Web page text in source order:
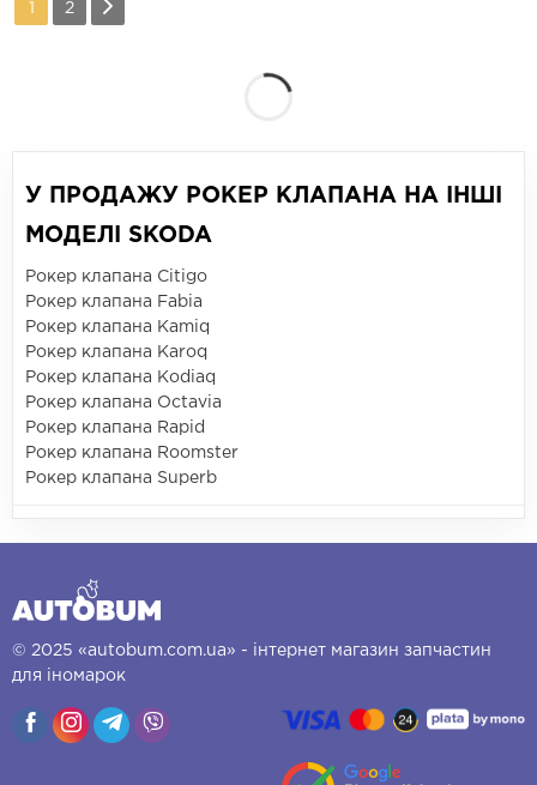
2
У ПРОДАЖУ РОКЕР КЛАПАНА НА ІНШІ
МОДЕЛІ SKODA
Рокер клапана Citigo
Рокер клапана Fabia
Рокер клапана Kamiq
Рокер клапана Karoq
Рокер клапана Kodiaq
Рокер клапана Octavia
Рокер клапана Rapid
Рокер клапана Roomster
Рокер клапана Superb
© 2025 «autobum.com.ua» - інтернет магазин запчастин
для іномарок